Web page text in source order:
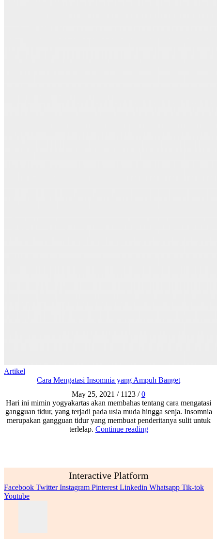
Artikel
Cara Mengatasi Insomnia yang Ampuh Banget
May 25, 2021 / 1123 / 0
Hari ini mimin yogyakartas akan membahas tentang cara mengatasi
gangguan tidur, yang terjadi pada usia muda hingga senja. Insomnia
merupakan gangguan tidur yang membuat penderitanya sulit untuk
terlelap. Continue reading
Interactive Platform
Facebook Twitter Instagram Pinterest Linkedin Whatsapp Tik-tok
Youtube